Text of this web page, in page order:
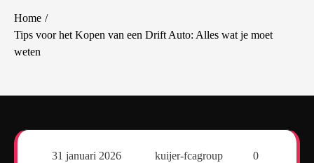
Home
Tips voor het Kopen van een Drift Auto: Alles wat je moet
weten
31 januari 2026 kuijer-fcagroup
0